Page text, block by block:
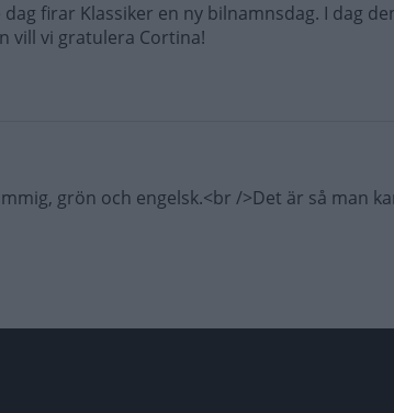
dag firar Klassiker en ny bilnamnsdag. I dag
vill vi gratulera Cortina!
grön och engelsk.<br />Det är så man